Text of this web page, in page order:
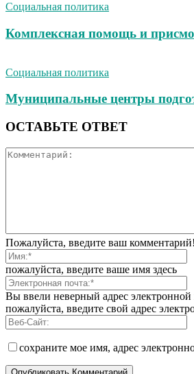
Социальная политика
Комплексная помощь и
Социальная политика
Муниципальные центры
ОСТАВЬТЕ ОТВЕТ
Пожалуйста, введите ваш комментарий!
пожалуйста, введите ваше имя здесь
Вы ввели неверный адрес
пожалуйста, введите свой адрес
сохраните мое имя, адрес